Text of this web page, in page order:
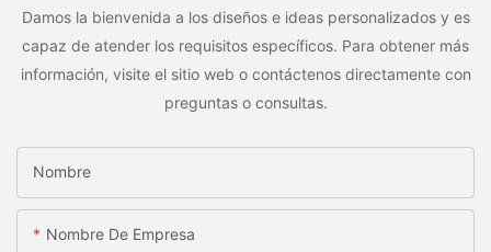
Damos la bienvenida a los diseños e ideas personalizados y es
capaz de atender los requisitos específicos. Para obtener más
información, visite el sitio web o contáctenos directamente con
preguntas o consultas.
Nombre
Nombre De Empresa